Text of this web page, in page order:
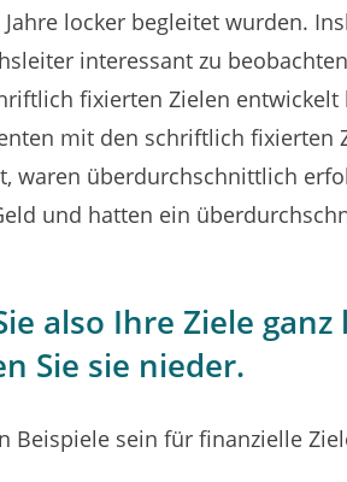
locker begleitet wurden.
interessant zu
fixierten Zielen entwickelt
mit den schriftlich fixierten
waren überdurchschnittlich
und hatten ein
also Ihre Ziele
Sie sie nieder.
Beispiele sein für finanzielle